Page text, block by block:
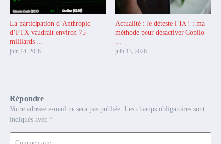
La participation d’Anthropic
d’FTX vaudrait environ 75
milliards ...
juin 14, 2026
Actualité : Je déteste l’IA ! : ma
méthode pour désactiver Copilo
...
juin 13, 2026
Répondre
Votre adresse e-mail ne sera pas publiée. Les champs obligatoires sont
indiqués avec *